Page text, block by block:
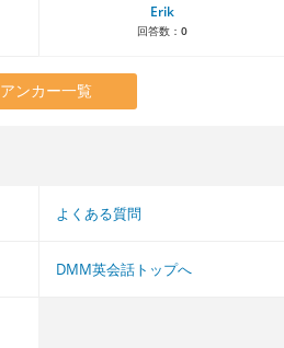
Erik
回答数： 0
アンカー一覧
よくある質問
DMM英会話トップへ